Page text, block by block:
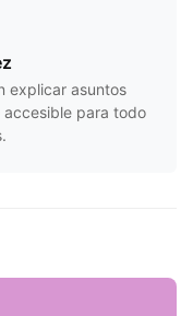
explicar asuntos
para todo